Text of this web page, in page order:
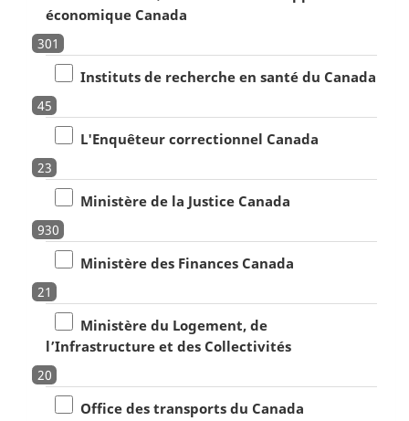
économique Canada
301
Instituts de recherche en santé du Canada
45
L'Enquêteur correctionnel Canada
23
Ministère de la Justice Canada
930
Ministère des Finances Canada
21
Ministère du Logement, de
l’Infrastructure et des Collectivités
20
Office des transports du Canada